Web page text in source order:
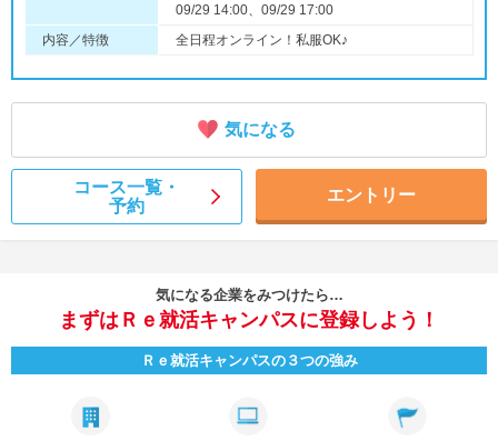
09/29 14:00、09/29 17:00
内容／特徴
全日程オンライン！私服OK♪
気になる
コース一覧・
予約
エントリー
気になる企業をみつけたら…
まずはＲｅ就活キャンパスに登録しよう！
Ｒｅ就活キャンパスの３つの強み